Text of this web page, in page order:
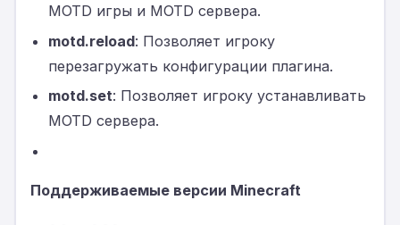
MOTD игры и MOTD сервера.
motd.reload: Позволяет игроку
перезагружать конфигурации плагина.
motd.set: Позволяет игроку устанавливать
MOTD сервера.
Поддерживаемые версии Minecraft